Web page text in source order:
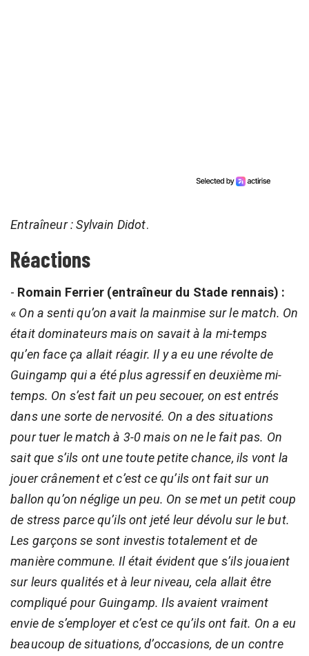
Entraîneur : Sylvain Didot.
Réactions
- Romain Ferrier (entraîneur du Stade rennais) :
« On a senti qu’on avait la mainmise sur le match. On
était dominateurs mais on savait à la mi-temps
qu’en face ça allait réagir. Il y a eu une révolte de
Guingamp qui a été plus agressif en deuxième mi-
temps. On s’est fait un peu secouer, on est entrés
dans une sorte de nervosité. On a des situations
pour tuer le match à 3-0 mais on ne le fait pas. On
sait que s’ils ont une toute petite chance, ils vont la
jouer crânement et c’est ce qu’ils ont fait sur un
ballon qu’on néglige un peu. On se met un petit coup
de stress parce qu’ils ont jeté leur dévolu sur le but.
Les garçons se sont investis totalement et de
manière commune. Il était évident que s’ils jouaient
sur leurs qualités et à leur niveau, cela allait être
compliqué pour Guingamp. Ils avaient vraiment
envie de s’employer et c’est ce qu’ils ont fait. On a eu
beaucoup de situations, d’occasions, de un contre